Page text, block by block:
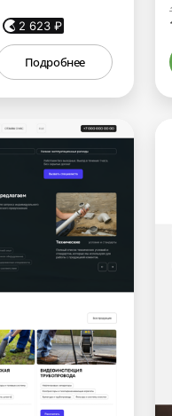
2 623 ₽
Подробнее